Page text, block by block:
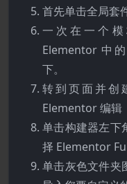
首先单击全局套
一次在一个
Elementor 中
下。
转到页面并创
Elementor 编辑
单击构建器左下
择 Elementor
单击灰色文件夹